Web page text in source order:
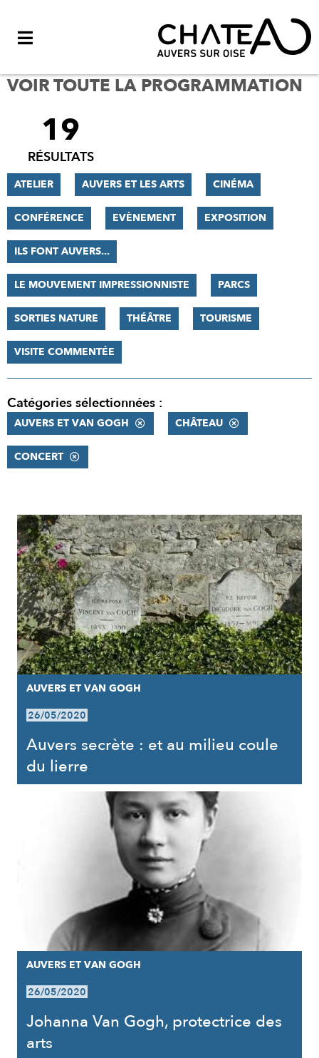
VOIR TOUTE LA PROGRAMMATION
FILTRER
RÉSULTATS
19
RÉSULTATS
ATELIER AUVERS ET LES ARTS CINÉMA
CONFÉRENCE EVÈNEMENT EXPOSITION
ILS FONT AUVERS...
LE MOUVEMENT IMPRESSIONNISTE PARCS
SORTIES NATURE THÉÂTRE TOURISME
VISITE COMMENTÉE
Catégories sélectionnées :
AUVERS ET VAN GOGH CHÂTEAU
CONCERT
RÉSULTATS
AUVERS ET VAN GOGH
26/05/2020
Auvers secrète : et au milieu coule
du lierre
AUVERS ET VAN GOGH
26/05/2020
Johanna Van Gogh, protectrice des
arts